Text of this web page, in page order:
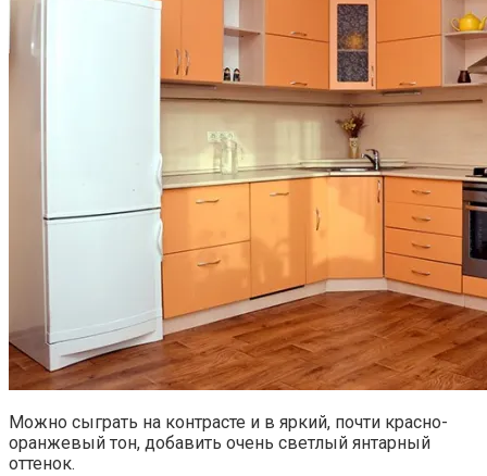
Можно сыграть на контрасте и в яркий, почти красно-
оранжевый тон, добавить очень светлый янтарный
оттенок.